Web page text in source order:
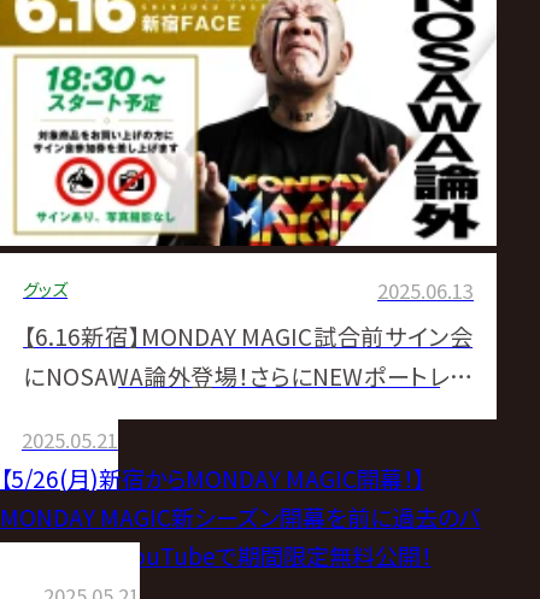
グッズ 2025.06.13
【6.16新宿】MONDAY MAGIC試合前サイン会
にNOSAWA論外登場！さらにNEWポートレー
トも発売決定！
2025.05.21
【5/26(月)新宿からMONDAY MAGIC開幕！】
MONDAY MAGIC新シーズン開幕を前に過去のバ
ストバウトをYouTubeで期間限定無料公開！